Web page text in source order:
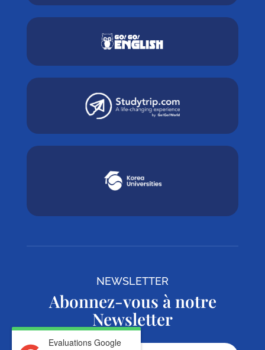
Evaluations Google
NEWSLETTER
Abonnez-vous à notre
Newsletter